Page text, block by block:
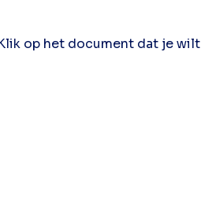
op het document dat je wilt